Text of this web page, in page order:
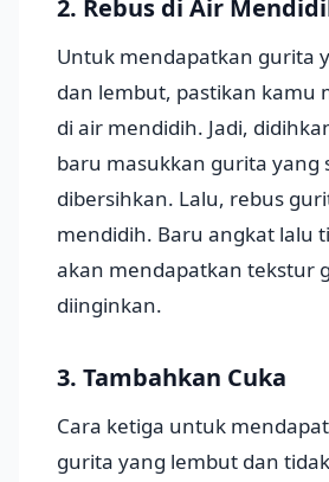
2. Rebus di Air
Untuk mendapatkan gurita
dan lembut, pastikan kamu
di air mendidih. Jadi,
baru masukkan gurita yang
dibersihkan. Lalu, rebus
mendidih. Baru angkat lalu
akan mendapatkan tekstur
diinginkan.
3. Tambahkan Cuka
Cara ketiga untuk
gurita yang lembut dan